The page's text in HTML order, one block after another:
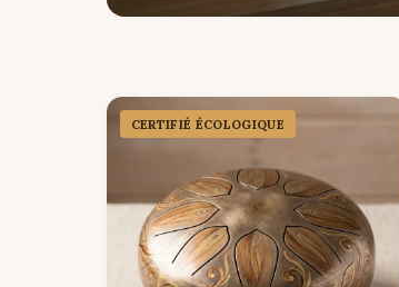
CERTIFIÉ ÉCOLOGIQUE